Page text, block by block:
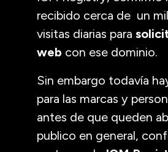
recibido cerca de un
visitas diarias para
web con ese dominio.
Sin embargo todavía
para las marcas y
antes de que queden
publico en general,